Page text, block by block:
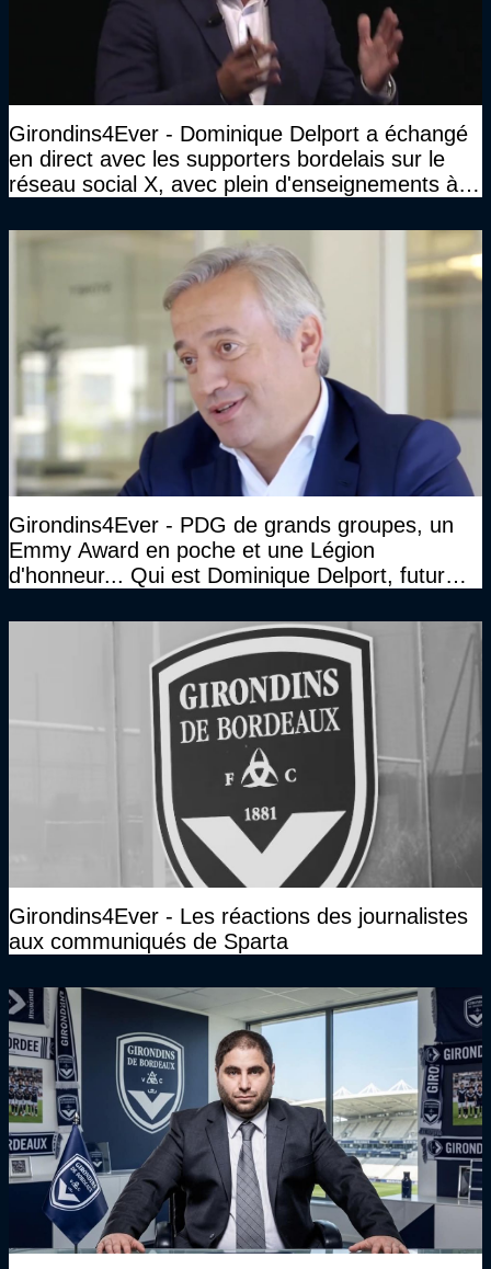
Girondins4Ever - Dominique Delport a échangé
en direct avec les supporters bordelais sur le
réseau social X, avec plein d'enseignements à la
Girondins4Ever - PDG de grands groupes, un
Emmy Award en poche et une Légion
d'honneur... Qui est Dominique Delport, futur
Girondins4Ever - Les réactions des journalistes
aux communiqués de Sparta